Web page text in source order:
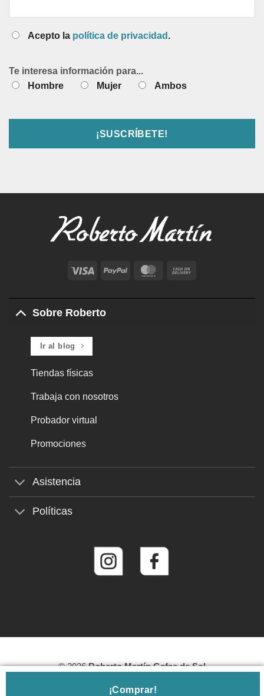
¡Comprar!
Acepto la política de privacidad .
Te interesa información para...
Hombre
Mujer Ambos
Visa PayPal MasterCard
Delivery
Sobre Roberto
Ir al blog
Tiendas físicas
Trabaja con nosotros
Probador virtual
Promociones
Asistencia
Políticas
© 2026Roberto Martín Gafas de Sol